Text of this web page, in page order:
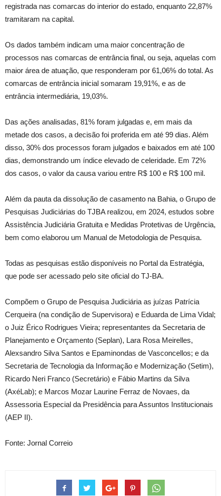
registrada nas comarcas do interior do estado, enquanto 22,87%
tramitaram na capital.
Os dados também indicam uma maior concentração de
processos nas comarcas de entrância final, ou seja, aquelas com
maior área de atuação, que responderam por 61,06% do total. As
comarcas de entrância inicial somaram 19,91%, e as de
entrância intermediária, 19,03%.
Das ações analisadas, 81% foram julgadas e, em mais da
metade dos casos, a decisão foi proferida em até 99 dias. Além
disso, 30% dos processos foram julgados e baixados em até 100
dias, demonstrando um índice elevado de celeridade. Em 72%
dos casos, o valor da causa variou entre R$ 100 e R$ 100 mil.
Além da pauta da dissolução de casamento na Bahia, o Grupo de
Pesquisas Judiciárias do TJBA realizou, em 2024, estudos sobre
Assistência Judiciária Gratuita e Medidas Protetivas de Urgência,
bem como elaborou um Manual de Metodologia de Pesquisa.
Todas as pesquisas estão disponíveis no Portal da Estratégia,
que pode ser acessado pelo site oficial do TJ-BA.
Compõem o Grupo de Pesquisa Judiciária as juízas Patrícia
Cerqueira (na condição de Supervisora) e Eduarda de Lima Vidal;
o Juiz Érico Rodrigues Vieira; representantes da Secretaria de
Planejamento e Orçamento (Seplan), Lara Rosa Meirelles,
Alexsandro Silva Santos e Epaminondas de Vasconcellos; e da
Secretaria de Tecnologia da Informação e Modernização (Setim),
Ricardo Neri Franco (Secretário) e Fábio Martins da Silva
(AxéLab); e Marcos Mozar Laurine Ferraz de Novaes, da
Assessoria Especial da Presidência para Assuntos Institucionais
(AEP II).
Fonte: Jornal Correio